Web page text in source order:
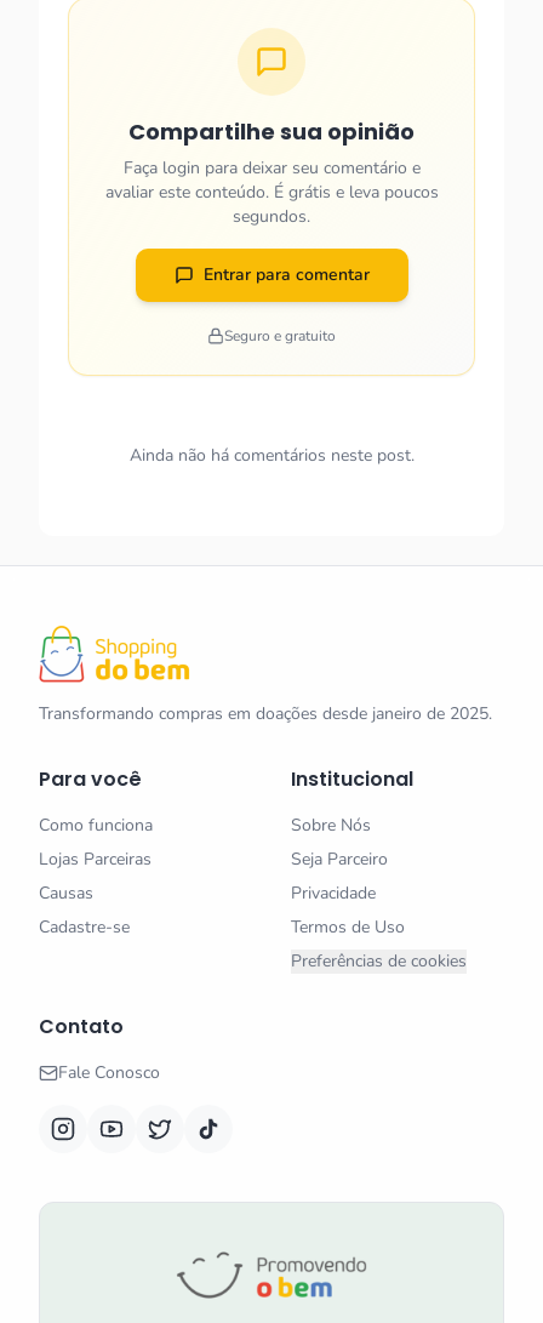
Compartilhe sua opinião
Faça login para deixar seu comentário e
avaliar este conteúdo. É grátis e leva poucos
segundos.
Entrar para comentar
Seguro e gratuito
Ainda não há comentários neste post.
Transformando compras em doações desde janeiro de 2025.
Para você
Como funciona
Lojas Parceiras
Causas
Cadastre-se
Institucional
Sobre Nós
Seja Parceiro
Privacidade
Termos de Uso
Preferências de cookies
Contato
Fale Conosco